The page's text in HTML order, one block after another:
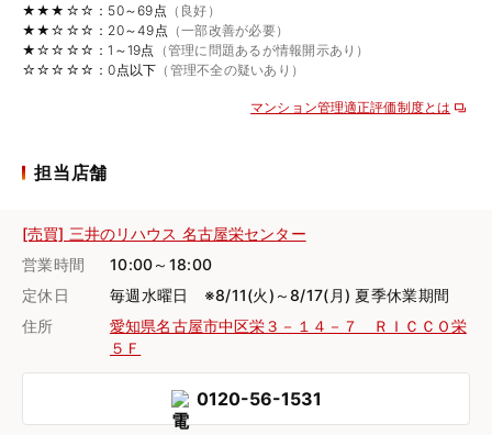
★★★☆☆：50～69点 （良好）
★★☆☆☆：20～49点 （一部改善が必要）
★☆☆☆☆：1～19点 （管理に問題あるが情報開示あり）
☆☆☆☆☆：0点以下 （管理不全の疑いあり）
マンション管理適正評価制度とは
担当店舗
[売買] 三井のリハウス 名古屋栄センター
営業時間
10:00～18:00
定休日
毎週水曜日 ※8/11(火)～8/17(月) 夏季休業期間
住所
愛知県名古屋市中区栄３－１４－７ ＲＩＣＣＯ栄
５Ｆ
0120-56-1531